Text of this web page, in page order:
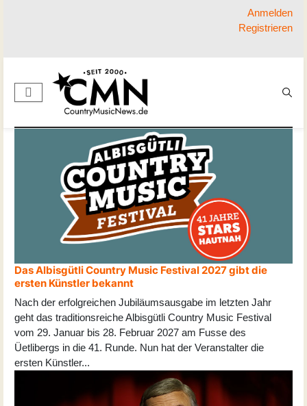
Anmelden
Registrieren
Das Albisgütli Country Music Festival 2027 gibt die
ersten Künstler bekannt
Nach der erfolgreichen Jubiläumsausgabe im letzten Jahr
geht das traditionsreiche Albisgütli Country Music Festival
vom 29. Januar bis 28. Februar 2027 am Fusse des
Üetlibergs in die 41. Runde. Nun hat der Veranstalter die
ersten Künstler...